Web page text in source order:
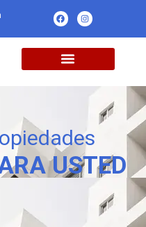
USTED